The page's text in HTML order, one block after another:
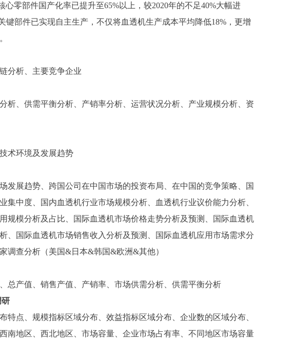
心零部件国产化率已提升至65%以上，较2020年的不足40%大幅进
键部件已实现自主生产，不仅将血透机生产成本平均降低18%，更增
分析、主要竞争企业
析、供需平衡分析、产销率分析、运营状况分析、产业规模分析、资
术环境及发展趋势
发展趋势、跨国公司在中国市场的投资布局、在中国的竞争策略、国
中度、国内血透机行业市场规模分析、血透机行业议价能力分析、
规模分析及占比、国际血透机市场价格走势分析及预测、国际血透机
、国际血透机市场销售收入分析及预测、国际血透机应用市场需求分
调查分析（美国&日本&韩国&欧洲&其他）
总产值、销售产值、产销率、市场供需分析、供需平衡分析
研
点、规模指标区域分布、效益指标区域分布、企业数的区域分布、
南地区、西北地区、市场容量、企业市场占有率、不同地区市场容量